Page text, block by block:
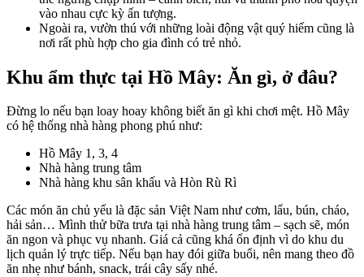
vào nhau cực kỳ ấn tượng.
Ngoài ra, vườn thú với những loài động vật quý hiếm cũng là
nơi rất phù hợp cho gia đình có trẻ nhỏ.
Khu ẩm thực tại Hồ Mây: Ăn gì, ở đâu?
Đừng lo nếu bạn loay hoay không biết ăn gì khi chơi mệt. Hồ Mây
có hệ thống nhà hàng phong phú như:
Hồ Mây 1, 3, 4
Nhà hàng trung tâm
Nhà hàng khu sân khấu và Hòn Rù Rì
Các món ăn chủ yếu là đặc sản Việt Nam như cơm, lẩu, bún, cháo,
hải sản… Mình thử bữa trưa tại nhà hàng trung tâm – sạch sẽ, món
ăn ngon và phục vụ nhanh. Giá cả cũng khá ổn định vì do khu du
lịch quản lý trực tiếp. Nếu bạn hay đói giữa buổi, nên mang theo đồ
ăn nhẹ như bánh, snack, trái cây sấy nhé.